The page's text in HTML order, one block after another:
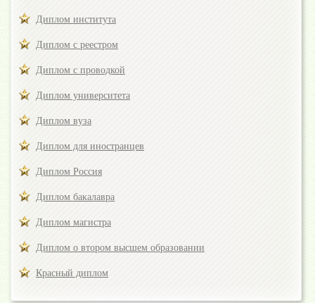
Диплом института
Диплом с реестром
Диплом с проводкой
Диплом университета
Диплом вуза
Диплом для иностранцев
Диплом Россия
Диплом бакалавра
Диплом магистра
Диплом о втором высшем образовании
Красный диплом